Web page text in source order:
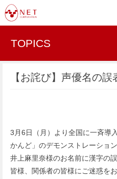
TOPICS
【お詫び】声優名の
3月6日（月）より全国に一斉導
かんど」のデモンストレーショ
井上麻里奈様のお名前に漢字の
皆様、関係者の皆様にご迷惑を